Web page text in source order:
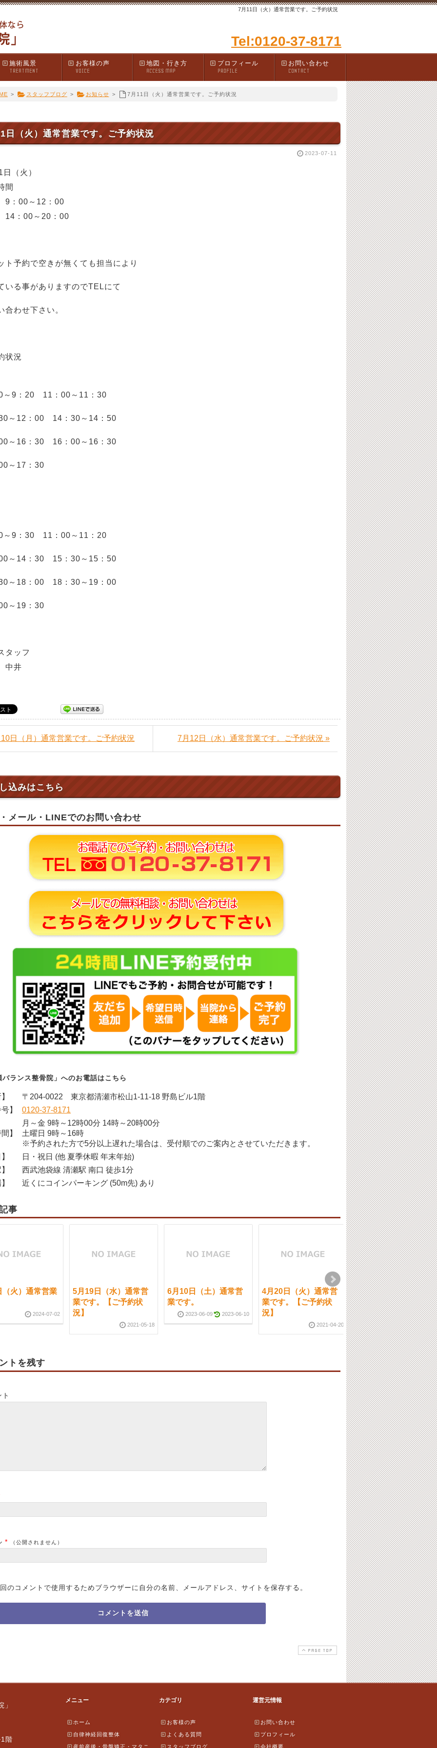
7月11日（火）通常営業です。ご予約状況
Tel:0120-37-8171
施術風景
TREATMENT
お客様の声
VOICE
地図・行き方
ACCESS MAP
プロフィール
PROFILE
お問い合わせ
CONTACT
> スタッフブログ > お知らせ > 7月11日（火）通常営業です。ご予約状況
日（火）通常営業です。ご予約状況
2023-07-11
（火）
間
：00～12：00
：00～20：00
ト予約で空きが無くても担当により
いる事がありますのでTELにて
合わせ下さい。
状況
～9：20 11：00～11：30
～12：00 14：30～14：50
～16：30 16：00～16：30
～17：30
～9：30 11：00～11：20
～14：30 15：30～15：50
～18：00 18：30～19：00
～19：30
タッフ
中井
日（月）通常営業です。ご予約状況 7月12日（水）通常営業です。ご予約状況 »
込みはこちら
メール・LINEでのお問い合わせ
バランス整骨院」へのお電話はこちら
〒204-0022 東京都清瀬市松山1-11-18 野島ビル1階
】
0120-37-8171
】
月～金 9時～12時00分 14時～20時00分
土曜日 9時～16時
※予約された方で5分以上遅れた場合は、受付順でのご案内とさせていただきます。
日・祝日 (他 夏季休暇 年末年始)
西武池袋線 清瀬駅 南口 徒歩1分
近くにコインパーキング (50m先) あり
事
（火）通常営業
2024-07-02
5月19日（水）通常営
業です。【ご予約状
況】
2021-05-18
6月10日（土）通常営
業です。
2023-06-09 2023-06-10
4月20日（火）通常営
業です。【ご予約状
況】
2021-04-20
7月14日（木）通常営
業です。【ご予約状
況】
2022-07-
トを残す
* （公開されません）
のコメントで使用するためブラウザーに自分の名前、メールアドレス、サイトを保存する。
PAGE TOP
階
メニュー
ホーム
自律神経回復整体
産前産後・骨盤矯正・マタニ
カテゴリ
お客様の声
よくある質問
スタッフブログ
運営元情報
お問い合わせ
プロフィール
会社概要